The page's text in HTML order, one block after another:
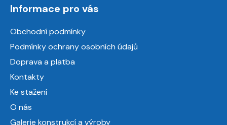
Informace pro vás
Obchodní podmínky
Podmínky ochrany osobních údajů
Doprava a platba
Kontakty
Ke stažení
O nás
Galerie konstrukcí a výroby